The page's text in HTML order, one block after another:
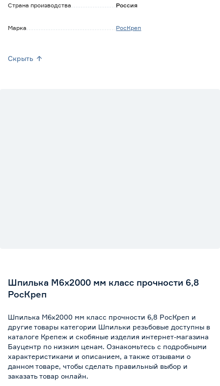
Страна производства Россия
Марка РосКреп
Скрыть
Шпилька М6х2000 мм класс прочности 6,8
РосКреп
Шпилька М6х2000 мм класс прочности 6,8 РосКреп и
другие товары категории Шпильки резьбовые доступны в
каталоге Крепеж и скобяные изделия интернет-магазина
Бауцентр по низким ценам. Ознакомьтесь с подробными
характеристиками и описанием, а также отзывами о
данном товаре, чтобы сделать правильный выбор и
заказать товар онлайн.